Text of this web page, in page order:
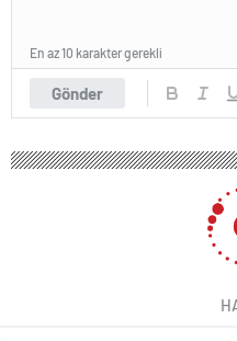
Gönder
En az 10 karakter gerekli